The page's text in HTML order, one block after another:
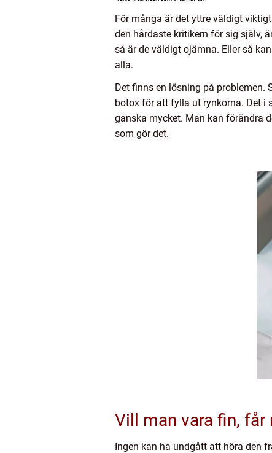
För många är det yttre väldigt
den hårdaste kritikern för sig själv,
så är de väldigt ojämna. Eller så
alla.
Det finns en lösning på problemen.
botox för att fylla ut rynkorna. Det i
ganska mycket. Man kan förändra
som gör det.
Vill man vara fin, får
Ingen kan ha undgått att höra den